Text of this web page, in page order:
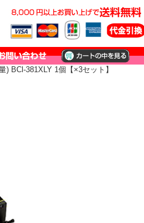
BCl-381XLY 1個【×3セット】